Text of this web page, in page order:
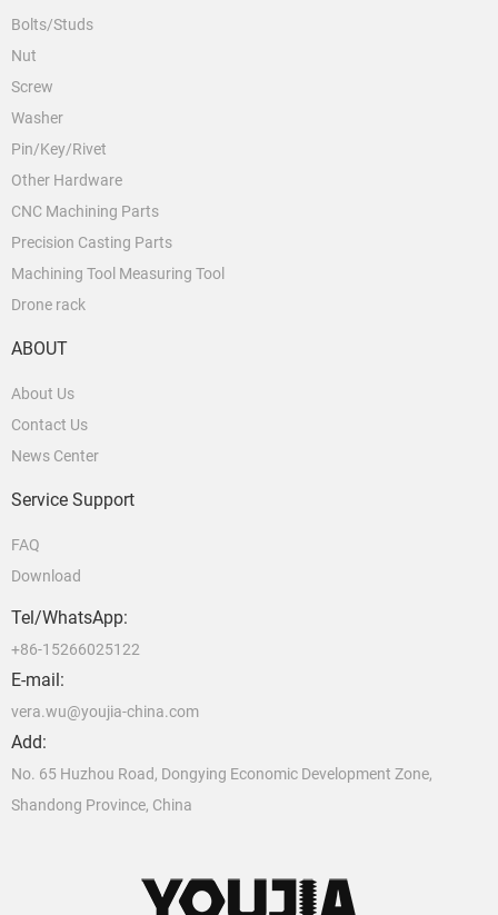
Bolts/Studs
Nut
Screw
Washer
Pin/Key/Rivet
Other Hardware
CNC Machining Parts
Precision Casting Parts
Machining Tool Measuring Tool
Drone rack
ABOUT
About Us
Contact Us
News Center
Service Support
FAQ
Download
Tel/WhatsApp:
+86-15266025122
E-mail:
vera.wu@youjia-china.com
Add:
No. 65 Huzhou Road, Dongying Economic Development Zone,
Shandong Province, China